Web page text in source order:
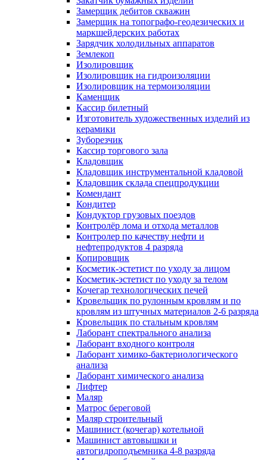
Замерщик дебитов скважин
Замерщик на топографо-геодезических и
маркшейдерских работах
Зарядчик холодильных аппаратов
Землекоп
Изолировщик
Изолировщик на гидроизоляции
Изолировщик на термоизоляции
Каменщик
Кассир билетный
Изготовитель художественных изделий из
керамики
Зуборезчик
Кассир торгового зала
Кладовщик
Кладовщик инструментальной кладовой
Кладовщик склада спецпродукции
Комендант
Кондитер
Кондуктор грузовых поездов
Контролёр лома и отхода металлов
Контролер по качеству нефти и
нефтепродуктов 4 разряда
Копировщик
Косметик-эстетист по уходу за лицом
Косметик-эстетист по уходу за телом
Кочегар технологических печей
Кровельщик по рулонным кровлям и по
кровлям из штучных материалов 2-6 разряда
Кровельщик по стальным кровлям
Лаборант спектрального анализа
Лаборант входного контроля
Лаборант химико-бактериологического
анализа
Лаборант химического анализа
Лифтер
Маляр
Матрос береговой
Маляр строительный
Машинист (кочегар) котельной
Машинист автовышки и
автогидроподъемника 4-8 разряда